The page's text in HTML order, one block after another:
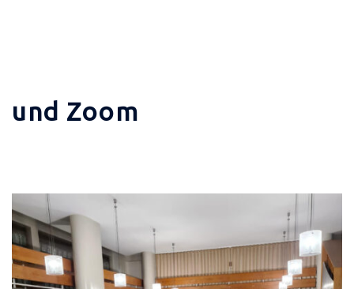
und Zoom